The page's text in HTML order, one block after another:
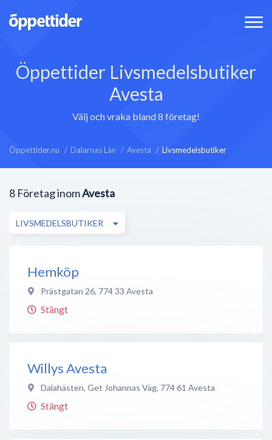
Öppettider Livsmedelsbutiker
Avesta
Välj och vraka bland 8 företag!
Öppettider.nu Dalarnas Län Avesta Livsmedelsbutiker
8 Företag inomAvesta
LIVSMEDELSBUTIKER
Hemköp
Prästgatan 26, 774 33 Avesta
Stängt
Willys Avesta
Dalahästen, Get Johannas Väg, 774 61 Avesta
Stängt